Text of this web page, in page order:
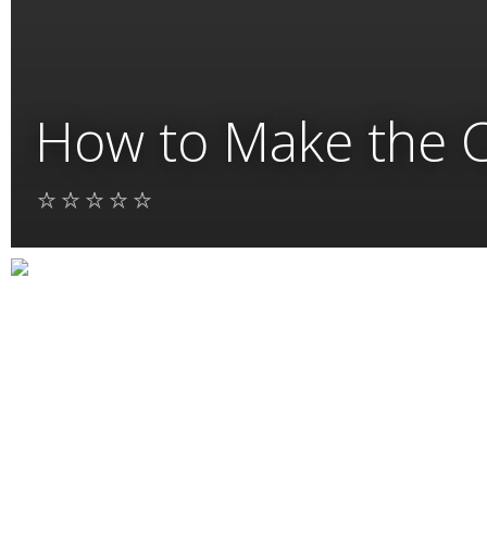
How to Make the